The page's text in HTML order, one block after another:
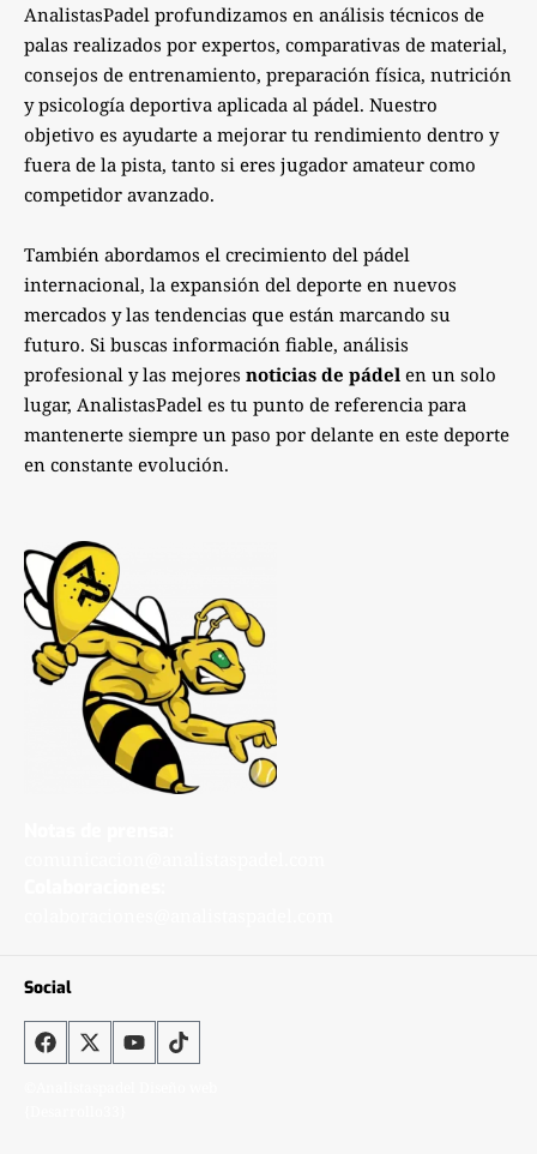
AnalistasPadel profundizamos en análisis técnicos de
palas realizados por expertos, comparativas de material,
consejos de entrenamiento, preparación física, nutrición
y psicología deportiva aplicada al pádel. Nuestro
objetivo es ayudarte a mejorar tu rendimiento dentro y
fuera de la pista, tanto si eres jugador amateur como
competidor avanzado.
También abordamos el crecimiento del pádel
internacional, la expansión del deporte en nuevos
mercados y las tendencias que están marcando su
futuro. Si buscas información fiable, análisis
profesional y las mejores noticias de pádel en un solo
lugar, AnalistasPadel es tu punto de referencia para
mantenerte siempre un paso por delante en este deporte
en constante evolución.
Social